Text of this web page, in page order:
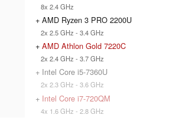
8x 2.4 GHz
+ AMD Ryzen 3 PRO 2200U
2x 2.5 GHz - 3.4 GHz
+ AMD Athlon Gold 7220C
2x 2.4 GHz - 3.7 GHz
+ Intel Core i5-7360U
2x 2.3 GHz - 3.6 GHz
+ Intel Core i7-720QM
4x 1.6 GHz - 2.8 GHz